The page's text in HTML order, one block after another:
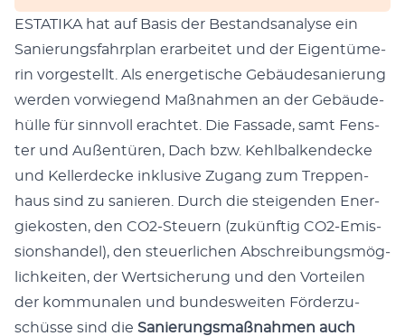
ESTATIKA hat auf Basis der Bestands­ana­ly­se ein
Sanie­rungs­fahr­plan erar­bei­tet und der Eigen­tü­me­
rin vor­ge­stellt. Als ener­ge­ti­sche Gebäu­de­sa­nie­rung
wer­den vor­wie­gend Maß­nah­men an der Gebäu­de­
hül­le für sinn­voll erach­tet. Die Fas­sa­de, samt Fens­
ter und Außen­tü­ren, Dach bzw. Kehl­bal­ken­de­cke
und Kel­ler­de­cke inklu­si­ve Zugang zum Trep­pen­
haus sind zu sanie­ren. Durch die stei­gen­den Ener­
gie­kos­ten, den CO2-Steu­ern (zukünf­tig CO2-Emis­
si­ons­han­del), den steu­er­li­chen Abschrei­bungs­mög­
lich­kei­ten, der Wert­si­che­rung und den Vor­tei­len
der kom­mu­na­len und bun­des­wei­ten För­der­zu­
schüs­se sind die Sanie­rungs­maß­nah­men auch